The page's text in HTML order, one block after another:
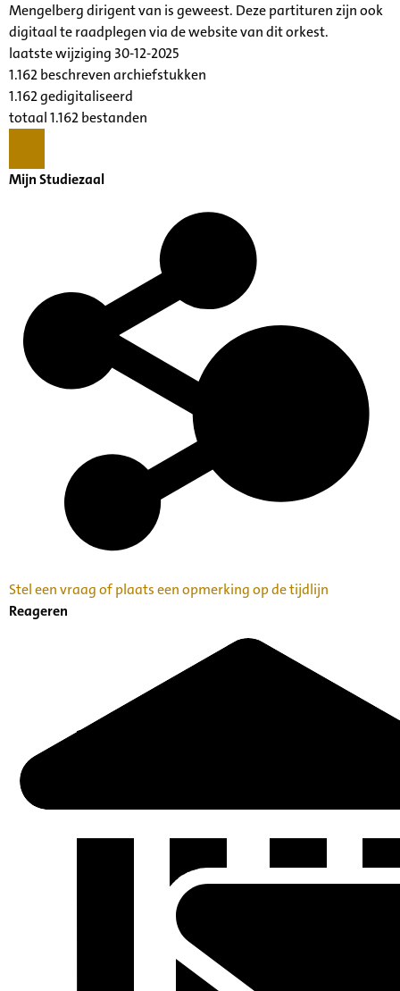
Mengelberg dirigent van is geweest. Deze partituren zijn ook
digitaal te raadplegen via de website van dit orkest.
laatste wijziging 30-12-2025
1.162 beschreven archiefstukken
1.162 gedigitaliseerd
totaal 1.162 bestanden
Mijn Studiezaal
Stel een vraag of plaats een opmerking op de tijdlijn
Reageren